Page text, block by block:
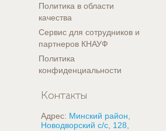
Политика в области
качества
Сервис для сотрудников и
партнеров КНАУФ
Политика
конфиденциальности
Контакты
Адрес: Минский район,
Новодворский с/с, 128,